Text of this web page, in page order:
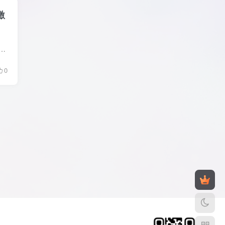
露的会声会影2023旗舰版多国语言版(26.0.0.136)制作而来 程序内置试用版序列号，欢迎书会出现相关提...
0